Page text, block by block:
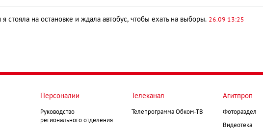
я стояла на остановке и ждала автобус, чтобы ехать на выборы. 26.09 13:25
Персоналии
Руководство
регионального отделения
Телеканал
Телепрограмма Обком-ТВ
Агитпроп
Фотораздел
Видеотека